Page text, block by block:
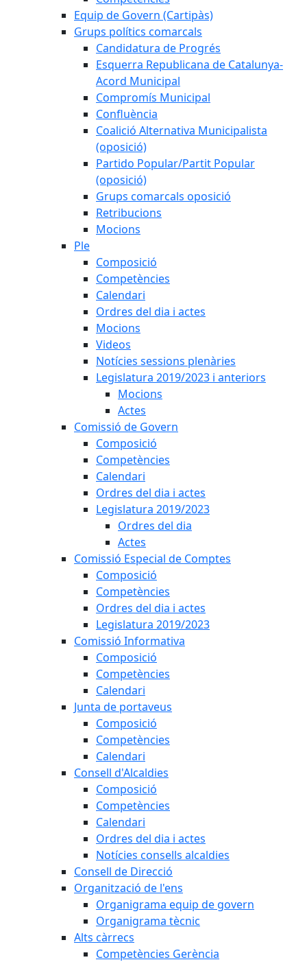
Equip de Govern (Cartipàs)
Grups polítics comarcals
Candidatura de Progrés
Esquerra Republicana de Catalunya-
Acord Municipal
Compromís Municipal
Confluència
Coalició Alternativa Municipalista
(oposició)
Partido Popular/Partit Popular
(oposició)
Grups comarcals oposició
Retribucions
Mocions
Ple
Composició
Competències
Calendari
Ordres del dia i actes
Mocions
Videos
Notícies sessions plenàries
Legislatura 2019/2023 i anteriors
Mocions
Actes
Comissió de Govern
Composició
Competències
Calendari
Ordres del dia i actes
Legislatura 2019/2023
Ordres del dia
Actes
Comissió Especial de Comptes
Composició
Competències
Ordres del dia i actes
Legislatura 2019/2023
Comissió Informativa
Composició
Competències
Calendari
Junta de portaveus
Composició
Competències
Calendari
Consell d'Alcaldies
Composició
Competències
Calendari
Ordres del dia i actes
Notícies consells alcaldies
Consell de Direcció
Organització de l'ens
Organigrama equip de govern
Organigrama tècnic
Alts càrrecs
Competències Gerència